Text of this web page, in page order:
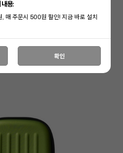
용:
, 매 주문시 500원 할인! 지금 바로 설치
확인